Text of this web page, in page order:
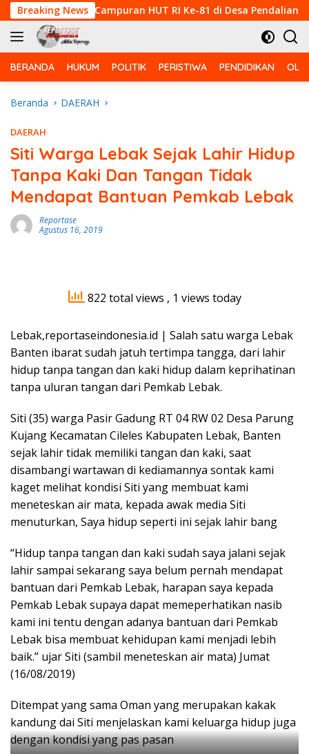
Langsung
ke
konten
Breaking News
Voli Campuran HUT RI Ke-81 di Desa Pendalian
BERANDA HUKUM POLITIK PERISTIWA PENDIDIKAN
Beranda DAERAH
DAERAH
Siti Warga Lebak Sejak Lahir Hidup
Tanpa Kaki Dan Tangan Tidak
Mendapat Bantuan Pemkab Lebak
Reportase
Agustus 16, 2019
822 total views , 1 views today
Lebak,reportaseindonesia.id | Salah satu warga Lebak
Banten ibarat sudah jatuh tertimpa tangga, dari lahir
hidup tanpa tangan dan kaki hidup dalam keprihatinan
tanpa uluran tangan dari Pemkab Lebak.
Siti (35) warga Pasir Gadung RT 04 RW 02 Desa Parung
Kujang Kecamatan Cileles Kabupaten Lebak, Banten
sejak lahir tidak memiliki tangan dan kaki, saat
disambangi wartawan di kediamannya sontak kami
kaget melihat kondisi Siti yang membuat kami
meneteskan air mata, kepada awak media Siti
menuturkan, Saya hidup seperti ini sejak lahir bang
“Hidup tanpa tangan dan kaki sudah saya jalani sejak
lahir sampai sekarang saya belum pernah mendapat
bantuan dari Pemkab Lebak, harapan saya kepada
Pemkab Lebak supaya dapat memeperhatikan nasib
kami ini tentu dengan adanya bantuan dari Pemkab
Lebak bisa membuat kehidupan kami menjadi lebih
baik.” ujar Siti (sambil meneteskan air mata) Jumat
(16/08/2019)
Ditempat yang sama Oman yang merupakan kakak
kandung dai Siti menjelaskan kami keluarga hidup juga
dengan kondisi yang pas pasan